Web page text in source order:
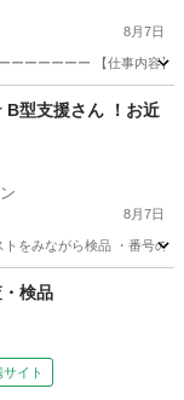
8月7日
ーーーーーー 【仕事内容
型支援さん ！お近
8月7日
をみながら検品 ・番号の
検品
サイト